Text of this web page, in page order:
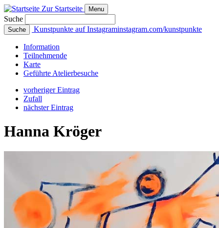
Zur Startseite Menu
Suche
Suche Kunstpunkte auf Instagraminstagram.com/kunstpunkte
Information
Teilnehmende
Karte
Geführte Atelierbesuche
vorheriger Eintrag
Zufall
nächster Eintrag
Hanna Kröger